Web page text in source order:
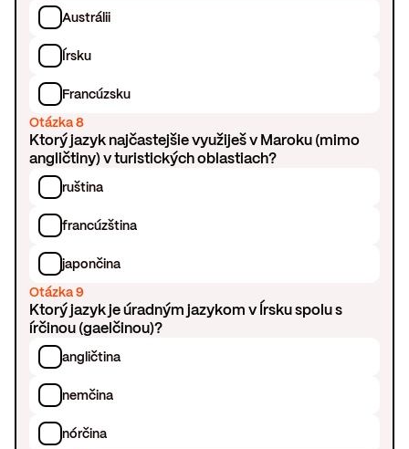
Austrálii
Írsku
Francúzsku
Otázka 8
Ktorý jazyk najčastejšie využiješ v Maroku (mimo
angličtiny) v turistických oblastiach?
ruština
francúzština
japončina
Otázka 9
Ktorý jazyk je úradným jazykom v Írsku spolu s
írčinou (gaelčinou)?
angličtina
nemčina
nórčina